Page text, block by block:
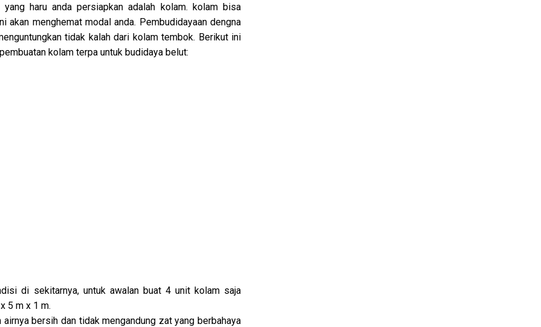
haru anda persiapkan adalah kolam. kolam bisa
akan menghemat modal anda. Pembudidayaan dengna
tidak kalah dari kolam tembok. Berikut ini
kolam terpa untuk budidaya belut:
di sekitarnya, untuk awalan buat 4 unit kolam saja
5 m x 1 m.
bersih dan tidak mengandung zat yang berbahaya